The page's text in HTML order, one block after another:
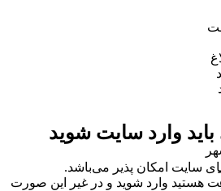
وارد سایت شوید
سایت امکان پذیر می‌باشد.
هستید وارد شوید و در غیر این صورت